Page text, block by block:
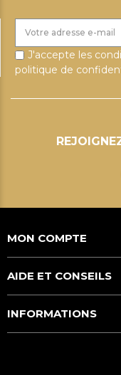
J'accepte les
politique de
MON COMPTE
AIDE ET CONSEILS
INFORMATIONS